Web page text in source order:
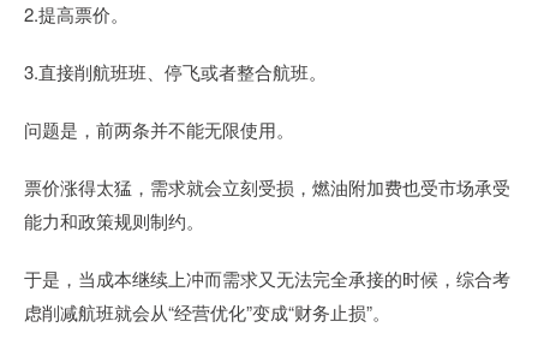
2.提高票价。
3.直接削航班班、停飞或者整合航班。
问题是，前两条并不能无限使用。
票价涨得太猛，需求就会立刻受损，燃油附加费也受市场承受
能力和政策规则制约。
于是，当成本继续上冲而需求又无法完全承接的时候，综合考
虑削减航班就会从“经营优化”变成“财务止损”。